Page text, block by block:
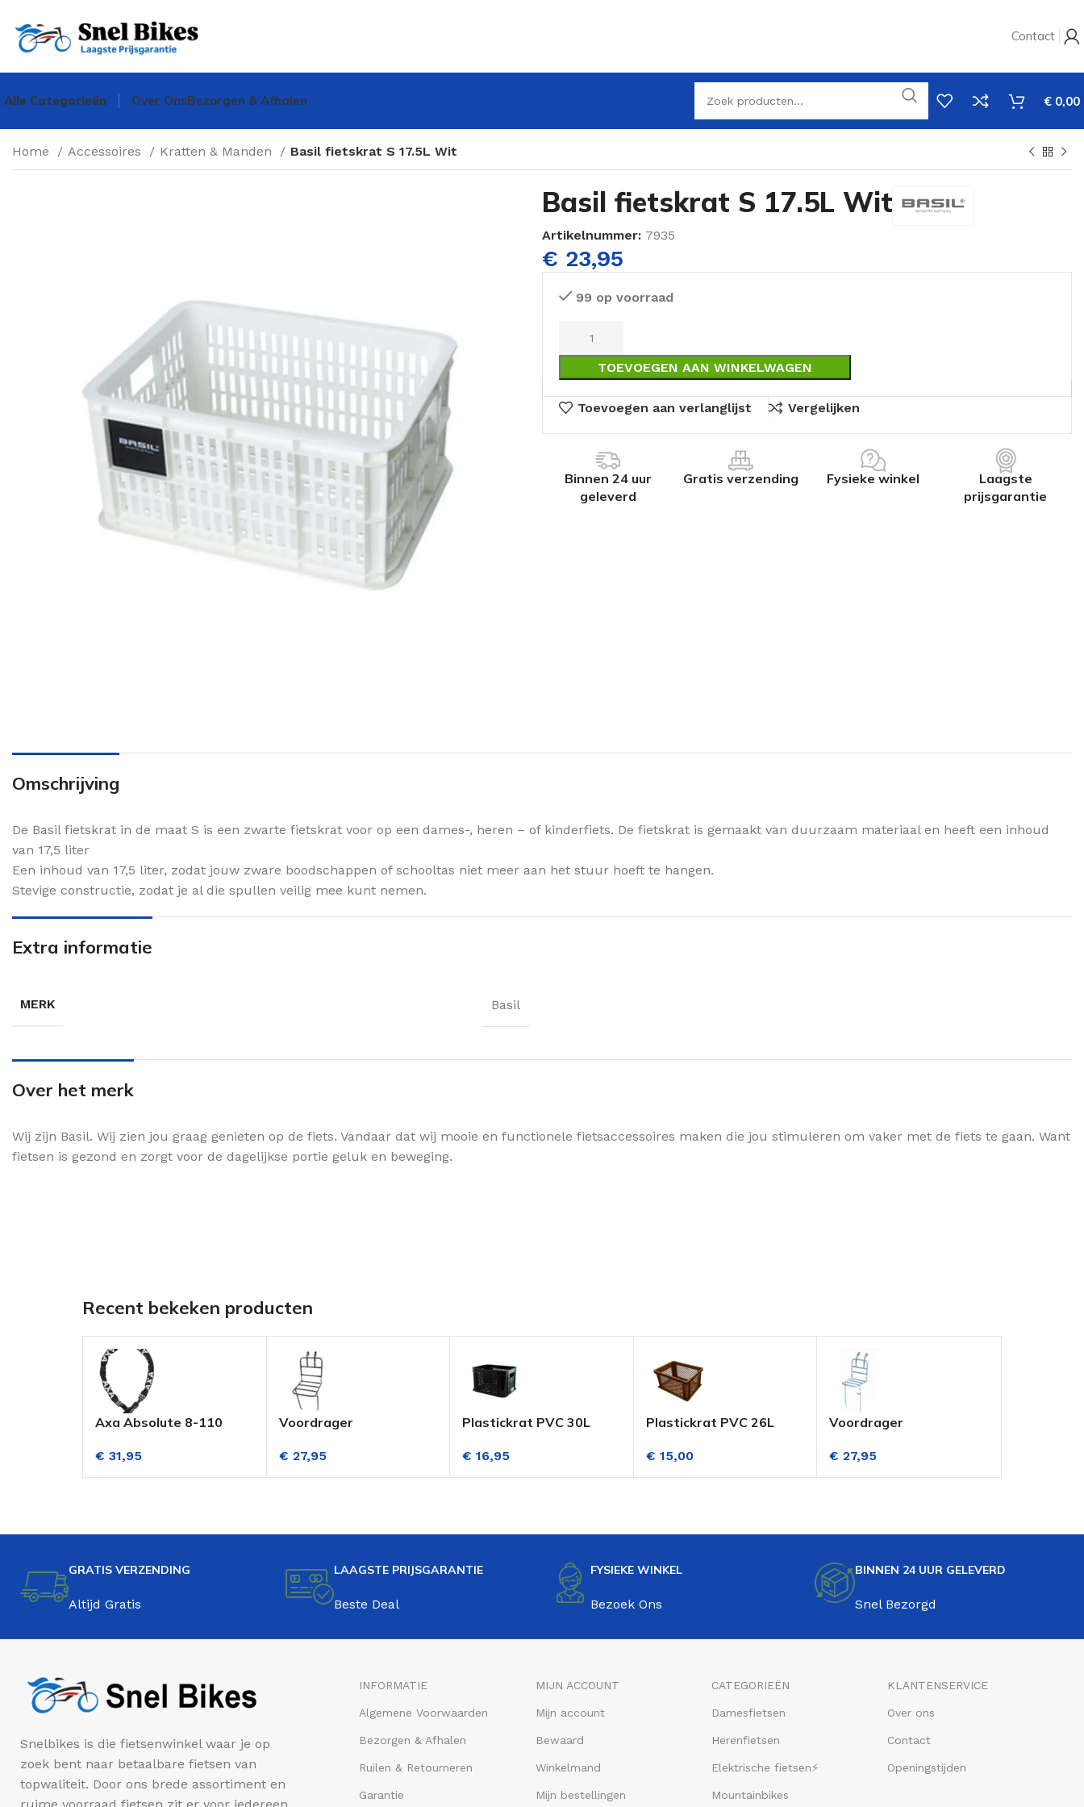
Contact
Alle Categorieën Over OnsBezorgen & Afhalen € 0,00
Home Accessoires Kratten & Manden Basil fietskrat S 17.5L Wit
Basil fietskrat S 17.5L Wit
Artikelnummer: 7935
€ 23,95
99 op voorraad
TOEVOEGEN AAN WINKELWAGEN
Toevoegen aan verlanglijst Vergelijken
Binnen 24 uur
geleverd
Gratis verzending Fysieke winkel
Laagste
prijsgarantie
Omschrijving
De Basil fietskrat in de maat S is een zwarte fietskrat voor op een dames-, heren – of kinderfiets. De fietskrat is gemaakt van duurzaam materiaal en heeft een inhoud
van 17,5 liter
Een inhoud van 17,5 liter, zodat jouw zware boodschappen of schooltas niet meer aan het stuur hoeft te hangen.
Stevige constructie, zodat je al die spullen veilig mee kunt nemen.
Extra informatie
MERK Basil
Over het merk
Wij zijn Basil. Wij zien jou graag genieten op de fiets. Vandaar dat wij mooie en functionele fietsaccessoires maken die jou stimuleren om vaker met de fiets te gaan. Want
fietsen is gezond en zorgt voor de dagelijkse portie geluk en beweging.
Recent bekeken producten
Axa Absolute 8-110
€ 31,95
Voordrager
Blauw
€ 27,95
Plastickrat PVC 30L
€ 16,95
Plastickrat PVC 26L
€ 15,00
Voordrager
Lichtblauw
€ 27,95
GRATIS VERZENDING
Altijd Gratis
LAAGSTE PRIJSGARANTIE
Beste Deal
FYSIEKE WINKEL
Bezoek Ons
BINNEN 24 UUR GELEVERD
Snel Bezorgd
Snelbikes is die fietsenwinkel waar je op
zoek bent naar betaalbare fietsen van
topwaliteit. Door ons brede assortiment en
INFORMATIE
Algemene Voorwaarden
Bezorgen & Afhalen
Ruilen & Retourneren
Garantie
MIJN ACCOUNT
Mijn account
Bewaard
Winkelmand
Mijn bestellingen
CATEGORIEËN
Damesfietsen
Herenfietsen
Elektrische fietsen⚡
Mountainbikes
KLANTENSERVICE
Over ons
Contact
Openingstijden